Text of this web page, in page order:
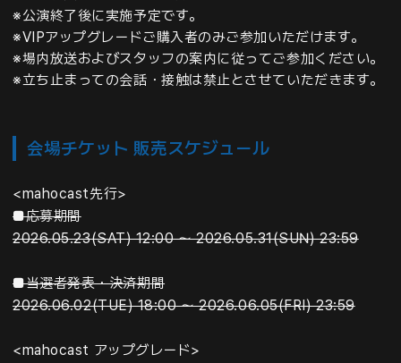
※公演終了後に実施予定です。
※VIPアップグレードご購入者のみご参加いただけます。
※場内放送およびスタッフの案内に従ってご参加ください。
※立ち止まっての会話・接触は禁止とさせていただきます。
会場チケット 販売スケジュール
<mahocast先行>
■応募期間
2026.05.23(SAT) 12:00 ～ 2026.05.31(SUN) 23:59
■当選者発表・決済期間
2026.06.02(TUE) 18:00 ～ 2026.06.05(FRI) 23:59
<mahocast アップグレード>